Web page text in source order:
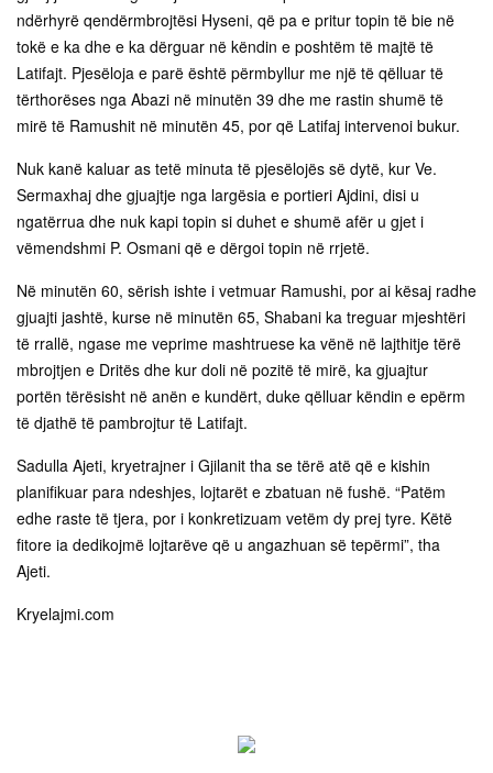
ndërhyrë qendërmbrojtësi Hyseni, që pa e pritur topin të bie në
tokë e ka dhe e ka dërguar në këndin e poshtëm të majtë të
Latifajt. Pjesëloja e parë është përmbyllur me një të qëlluar të
tërthorëses nga Abazi në minutën 39 dhe me rastin shumë të
mirë të Ramushit në minutën 45, por që Latifaj intervenoi bukur.
Nuk kanë kaluar as tetë minuta të pjesëlojës së dytë, kur Ve.
Sermaxhaj dhe gjuajtje nga largësia e portieri Ajdini, disi u
ngatërrua dhe nuk kapi topin si duhet e shumë afër u gjet i
vëmendshmi P. Osmani që e dërgoi topin në rrjetë.
Në minutën 60, sërish ishte i vetmuar Ramushi, por ai kësaj radhe
gjuajti jashtë, kurse në minutën 65, Shabani ka treguar mjeshtëri
të rrallë, ngase me veprime mashtruese ka vënë në lajthitje tërë
mbrojtjen e Dritës dhe kur doli në pozitë të mirë, ka gjuajtur
portën tërësisht në anën e kundërt, duke qëlluar këndin e epërm
të djathë të pambrojtur të Latifajt.
Sadulla Ajeti, kryetrajner i Gjilanit tha se tërë atë që e kishin
planifikuar para ndeshjes, lojtarët e zbatuan në fushë. “Patëm
edhe raste të tjera, por i konkretizuam vetëm dy prej tyre. Këtë
fitore ia dedikojmë lojtarëve që u angazhuan së tepërmi”, tha
Ajeti.
Kryelajmi.com